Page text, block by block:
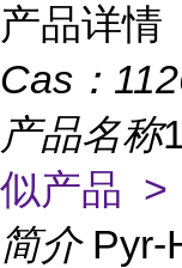
产品详情
Cas：
产品名称
似产品 >
简介 Pyr-